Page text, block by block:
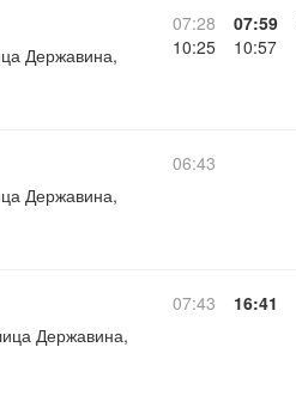
Державина,
07:28 07:59
10:25
10:57
Державина,
06:43
Державина,
07:43 16:41